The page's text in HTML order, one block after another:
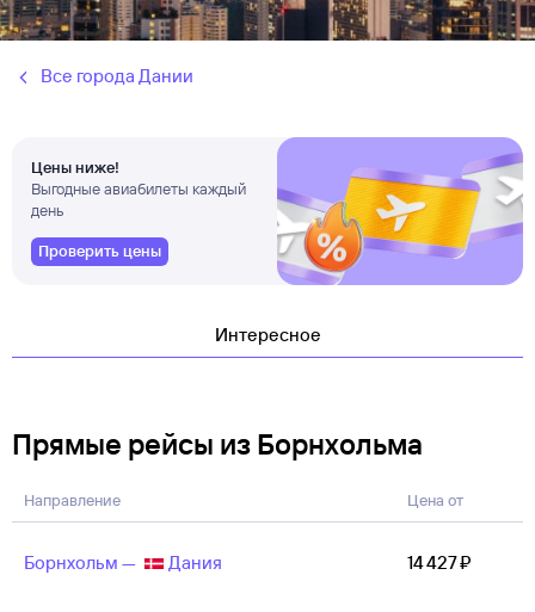
Все города Дании
Цены ниже!
Выгодные авиабилеты каждый
день
Проверить цены
Интересное
Прямые рейсы из Борнхольма
Направление Цена от
Борнхольм — Дания 14 ⁠427 ⁠₽